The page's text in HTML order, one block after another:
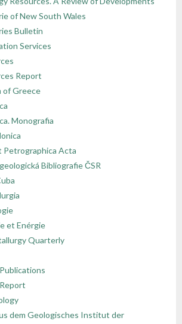
of New South Wales
Bulletin
Services
Report
of Greece
Monografia
Petrographica Acta
Bibliografie ČSR
et Enérgie
Quarterly
dem Geologisches Institut der